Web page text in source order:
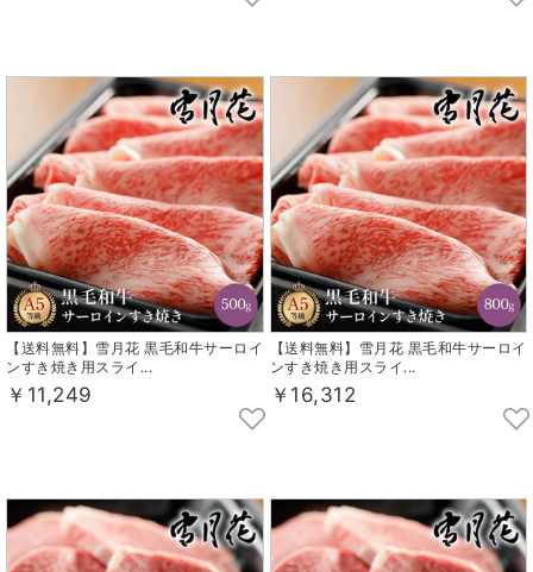
【送料無料】雪月花 黒毛和牛サーロイ
ンすき焼き用スライ...
￥11,249
【送料無料】雪月花 黒毛和牛サーロイ
ンすき焼き用スライ...
￥16,312